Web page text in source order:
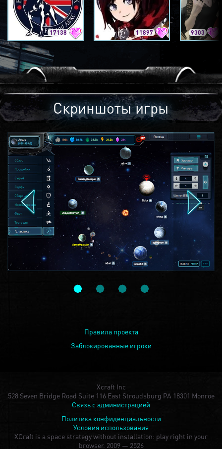
17138 11897 9303
Скриншоты игры
Правила проекта
Заблокированные игроки
Xcraft Inc
528 Seven Bridge Road Suite 116 East Stroudsburg PA 18301 Monroe
Связь с администрацией
Политика конфиденциальности
Условия использования
XCraft is a space strategy without installation: play right in your
browser. 2009 — 2526